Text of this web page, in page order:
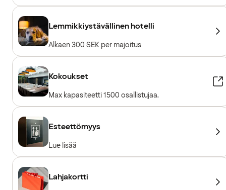
Lemmikkiystävällinen hotelli
Alkaen 300 SEK per majoitus
Kokoukset
Max kapasiteetti 1500 osallistujaa.
Esteettömyys
Lue lisää
Lahjakortti